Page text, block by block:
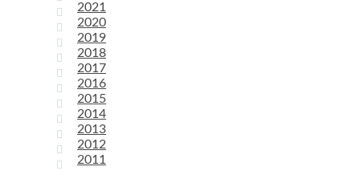
2021
2020
2019
2018
2017
2016
2015
2014
2013
2012
2011